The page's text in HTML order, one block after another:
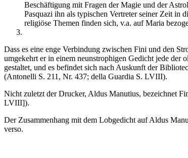
Beschäftigung mit Fragen der Magie und der
Pasquazi ihn als typischen Vertreter seiner Zeit in
religiöse Themen finden sich, v.a. auf Maria
Dass es eine enge Verbindung zwischen Fini und den
umgekehrt er in einem neunstrophigen Gedicht jede der
gestaltet, und es befindet sich nach Auskunft der
(Antonelli S. 211, Nr. 437; della Guardia S. LVIII).
Nicht zuletzt der Drucker, Aldus Manutius, bezeichnet
LVIII]).
Der Zusammenhang mit dem Lobgedicht auf Aldus
verso.